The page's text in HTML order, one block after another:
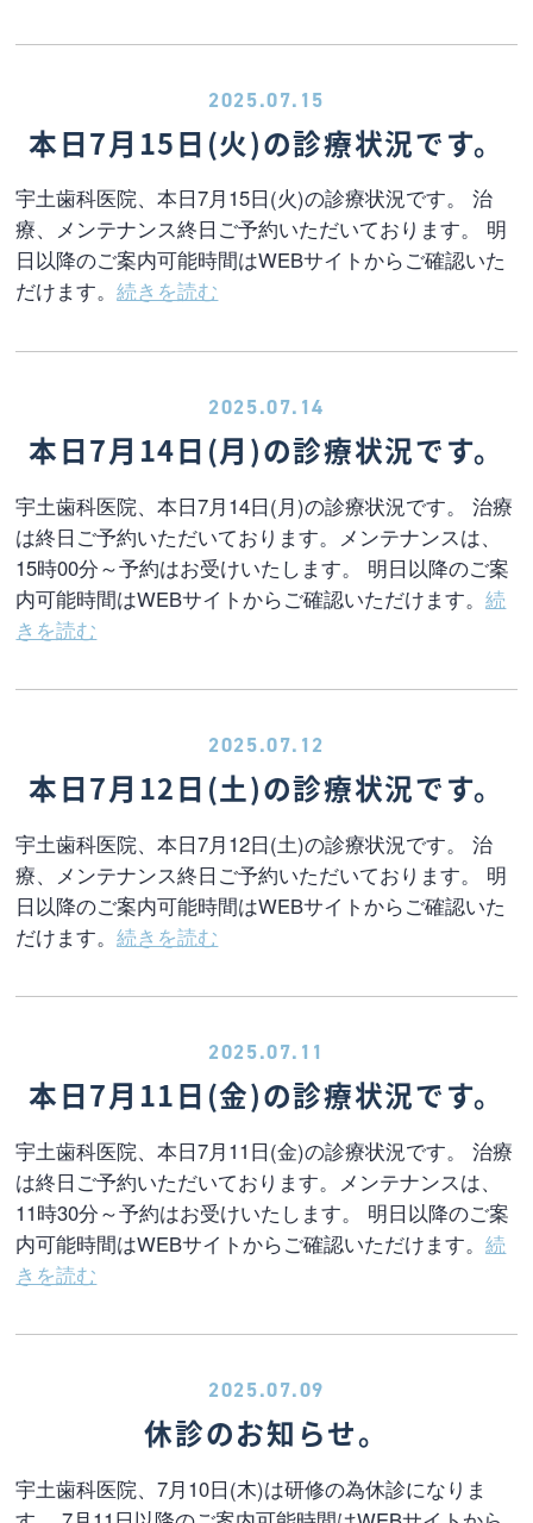
2025.07.15
本日7月15日(火)の診療状況です。
宇土歯科医院、本日7月15日(火)の診療状況です。 治
療、メンテナンス終日ご予約いただいております。 明
日以降のご案内可能時間はWEBサイトからご確認いた
だけます。続きを読む
2025.07.14
本日7月14日(月)の診療状況です。
宇土歯科医院、本日7月14日(月)の診療状況です。 治療
は終日ご予約いただいております。メンテナンスは、
15時00分～予約はお受けいたします。 明日以降のご案
内可能時間はWEBサイトからご確認いただけます。続
きを読む
2025.07.12
本日7月12日(土)の診療状況です。
宇土歯科医院、本日7月12日(土)の診療状況です。 治
療、メンテナンス終日ご予約いただいております。 明
日以降のご案内可能時間はWEBサイトからご確認いた
だけます。続きを読む
2025.07.11
本日7月11日(金)の診療状況です。
宇土歯科医院、本日7月11日(金)の診療状況です。 治療
は終日ご予約いただいております。メンテナンスは、
11時30分～予約はお受けいたします。 明日以降のご案
内可能時間はWEBサイトからご確認いただけます。続
きを読む
2025.07.09
休診のお知らせ。
宇土歯科医院、7月10日(木)は研修の為休診になりま